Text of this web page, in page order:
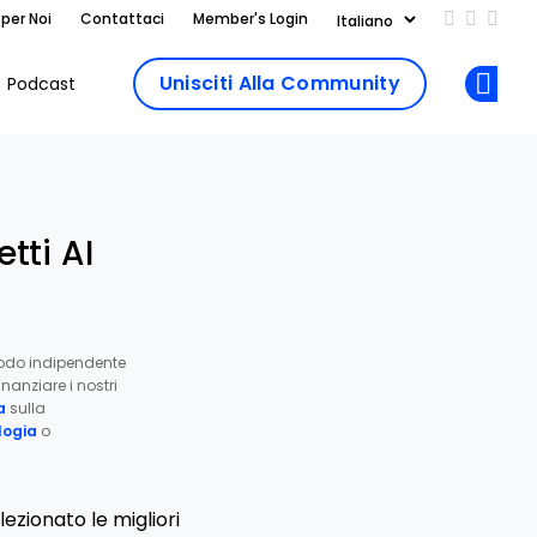
Noi Contattaci Member's Login Add us
Follow
Podcast Unisciti Alla Community
AI
indipendente
i nostri
sulla
o
le migliori